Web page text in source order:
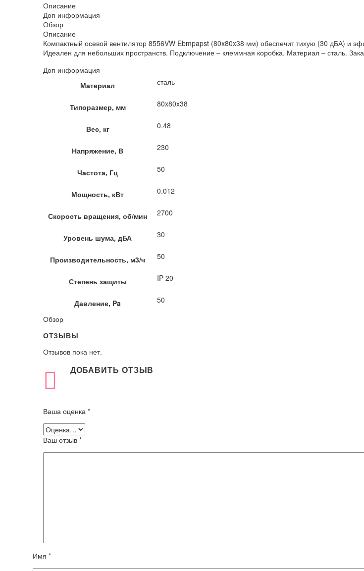
Описание
Доп информация
Обзор
Описание
Компактный осевой вентилятор 8556VW Ebmpapst (80x80x38 мм) обеспечит тихую (30 дБА) и
Идеален для небольших пространств. Подключение – клеммная коробка. Материал – сталь.
Доп информация
Материал
сталь
Типоразмер, мм 80x80x38
Вес, кг 0.48
Напряжение, В 230
Частота, Гц 50
Мощность, кВт 0.012
Скорость вращения, об/мин 2700
Уровень шума, дБА 30
Производительность, м3/ч 50
Степень защиты IP 20
Давление, Pa
50
Обзор
ОТЗЫВЫ
Отзывов пока нет.
ДОБАВИТЬ ОТЗЫВ
Ваша оценка *
Ваш отзыв *
Имя *